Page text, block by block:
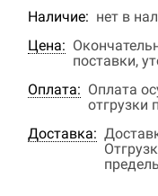
Наличие: нет в
Цена:
поставки,
Оплата: Оплата
отгрузки
Доставка: